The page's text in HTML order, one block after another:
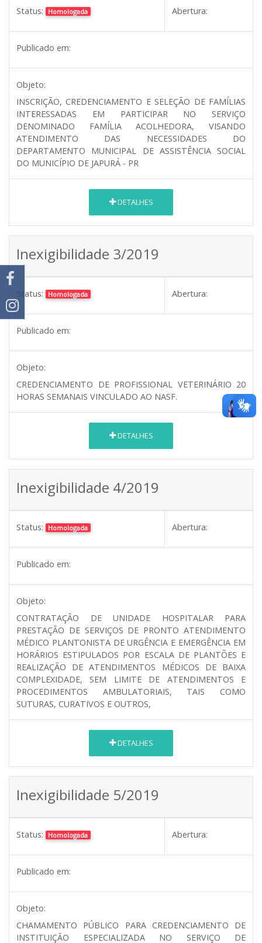
Status: Homologada Abertura:
Publicado em:
Objeto:
INSCRIÇÃO, CREDENCIAMENTO E SELEÇÃO DE FAMÍLIAS
INTERESSADAS EM PARTICIPAR NO SERVIÇO
DENOMINADO FAMÍLIA ACOLHEDORA, VISANDO
ATENDIMENTO DAS NECESSIDADES DO
DEPARTAMENTO MUNICIPAL DE ASSISTÊNCIA SOCIAL
DO MUNICÍPIO DE JAPURÁ - PR
DETALHES
Inexigibilidade 3/2019
Status: Homologada Abertura:
Publicado em:
Objeto:
CREDENCIAMENTO DE PROFISSIONAL VETERINÁRIO 20
HORAS SEMANAIS VINCULADO AO NASF.
DETALHES
Inexigibilidade 4/2019
Status: Homologada Abertura:
Publicado em:
Objeto:
CONTRATAÇÃO DE UNIDADE HOSPITALAR PARA
PRESTAÇÃO DE SERVIÇOS DE PRONTO ATENDIMENTO
MÉDICO PLANTONISTA DE URGÊNCIA E EMERGÊNCIA EM
HORÁRIOS ESTIPULADOS POR ESCALA DE PLANTÕES E
REALIZAÇÃO DE ATENDIMENTOS MÉDICOS DE BAIXA
COMPLEXIDADE, SEM LIMITE DE ATENDIMENTOS E
PROCEDIMENTOS AMBULATORIAIS, TAIS COMO
SUTURAS, CURATIVOS E OUTROS,
DETALHES
Inexigibilidade 5/2019
Status: Homologada Abertura:
Publicado em:
Objeto:
CHAMAMENTO PÚBLICO PARA CREDENCIAMENTO DE
INSTITUIÇÃO ESPECIALIZADA NO SERVIÇO DE